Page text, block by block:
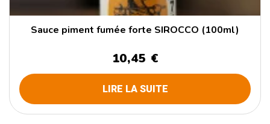
Sauce piment fumée forte SIROCCO (100ml)
10,45 €
LIRE LA SUITE